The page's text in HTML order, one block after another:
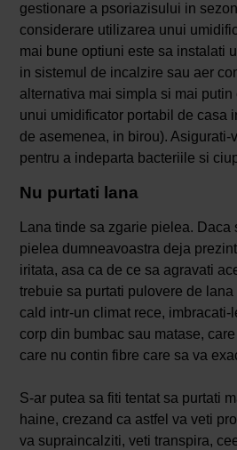
gestionare a psoriazisului in
considerare utilizarea unui
mai bune optiuni este sa instalati
in sistemul de incalzire sau aer
alternativa mai simpla si mai
unui umidificator portabil de casa
de asemenea, in birou). Asigurati-
pentru a indeparta bacteriile si
Nu purtati lana
Lana tinde sa zgarie pielea.
pielea dumneavoastra deja
iritata, asa ca de ce sa agravati
trebuie sa purtati pulovere de
cald intr-un climat rece, imbracati-
corp din bumbac sau matase,
care nu contin fibre care sa va
S-ar putea sa fiti tentat sa purtati
haine, crezand ca astfel va veti
va supraincalziti, veti transpira,